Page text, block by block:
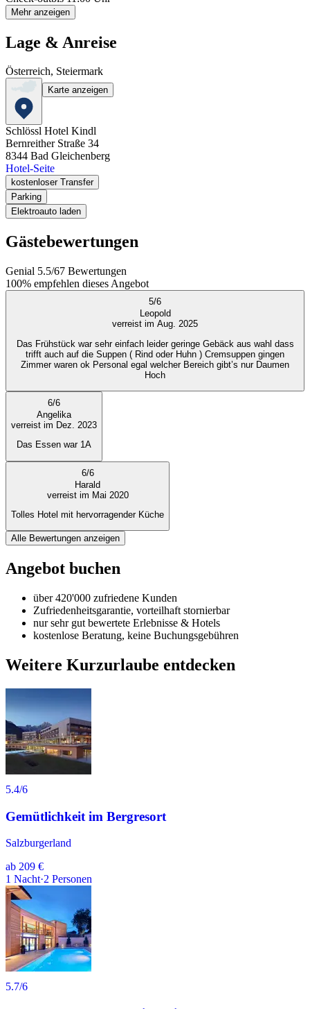
Mehr anzeigen
Lage & Anreise
Österreich, Steiermark
Karte anzeigen
Schlössl Hotel Kindl
Bernreither Straße 34
8344 Bad Gleichenberg
Hotel-Seite
kostenloser Transfer
Parking
Elektroauto laden
Gästebewertungen
Genial 5.5/67 Bewertungen
100% empfehlen dieses Angebot
5/6
Leopold
verreist im Aug. 2025
Das Frühstück war sehr einfach leider geringe Gebäck aus wahl dass
trifft auch auf die Suppen ( Rind oder Huhn ) Cremsuppen gingen
Zimmer waren ok Personal egal welcher Bereich gibt’s nur Daumen
Hoch
6/6
Angelika
verreist im Dez. 2023
Das Essen war 1A
6/6
Harald
verreist im Mai 2020
Tolles Hotel mit hervorragender Küche
Alle Bewertungen anzeigen
Angebot buchen
über 420'000 zufriedene Kunden
Zufriedenheitsgarantie, vorteilhaft stornierbar
nur sehr gut bewertete Erlebnisse & Hotels
kostenlose Beratung, keine Buchungsgebühren
Weitere Kurzurlaube entdecken
5.4/6
Gemütlichkeit im Bergresort
Salzburgerland
ab 209 €
1 Nacht·2 Personen
5.7/6